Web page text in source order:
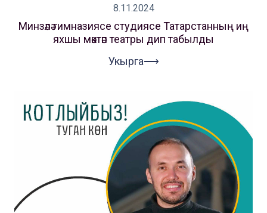
8.11.2024
Минзәлә гимназиясе студиясе Татарстанның иң
яхшы мәктәп театры дип табылды
Укырга⟶